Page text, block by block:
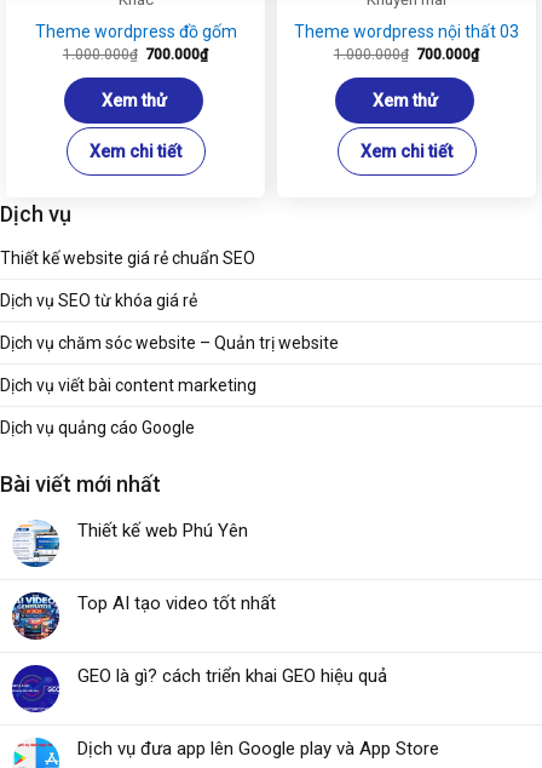
Theme wordpress đồ gốm
1.000.000₫ Giá
là:
1.000.000₫.
700.000₫Giá
hiện
Xem thử
Xem chi tiết
Theme wordpress nội thất 03
1.000.000₫ Giá
là:
1.000.000₫.
700.000₫Giá
hiện
Xem thử
Xem chi tiết
Dịch vụ
Thiết kế website giá rẻ chuẩn SEO
Dịch vụ SEO từ khóa giá rẻ
Dịch vụ chăm sóc website – Quản trị website
Dịch vụ viết bài content marketing
Dịch vụ quảng cáo Google
Bài viết mới nhất
Thiết kế web Phú Yên
Top AI tạo video tốt nhất
GEO là gì? cách triển khai GEO hiệu quả
Dịch vụ đưa app lên Google play và App Store